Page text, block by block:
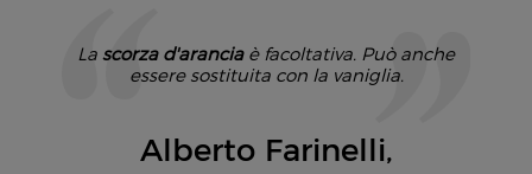
La scorza d'aranciaè facoltativa. Può anche
essere sostituita con la vaniglia.
Alberto Farinelli